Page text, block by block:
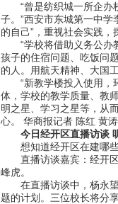
“曾是纺织城一所企办校
子。”西安市东城第一中
的自己”，重视社会实践，
“学校将借助义务公办教
孩子的住宿问题、吃饭问
的人。用航天精神、大国
“新教学楼投入使用，环
体，学校的教学质量、教
明之星、学习之星等，从
心。 华商报记者 陈红 黄
今日经开区直播访谈
想知道经开区在建哪些
直播访谈嘉宾：经开区
峰虎。
在直播访谈中，杨永望
题的计划。三位校长将分